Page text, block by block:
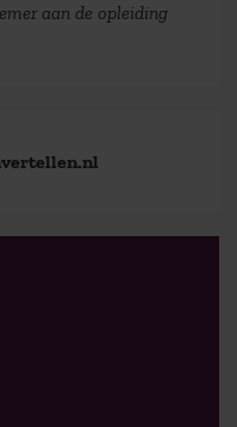
aan de opleiding